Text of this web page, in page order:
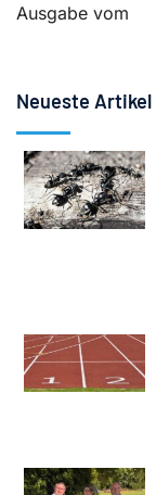
Ausgabe vom
Neueste Artikel